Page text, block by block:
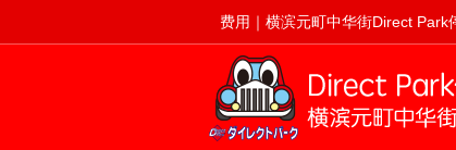
费用｜横滨元町中华街Direct Park